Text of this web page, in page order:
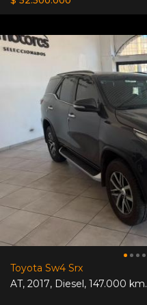
Toyota Sw4 Srx
AT, 2017, Diesel, 147.000 km.